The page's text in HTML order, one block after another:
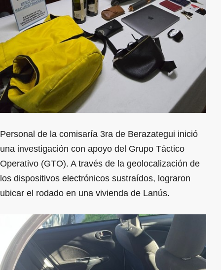
Personal de la comisaría 3ra de Berazategui inició
una investigación con apoyo del Grupo Táctico
Operativo (GTO). A través de la geolocalización de
los dispositivos electrónicos sustraídos, lograron
ubicar el rodado en una vivienda de Lanús.